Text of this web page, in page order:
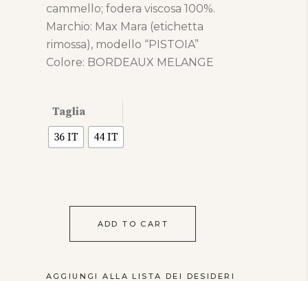
cammello; fodera viscosa 100%.
Marchio: Max Mara (etichetta
rimossa), modello “PISTOIA”
Colore: BORDEAUX MELANGE
Taglia
36 IT
44 IT
ADD TO CART
AGGIUNGI ALLA LISTA DEI DESIDERI